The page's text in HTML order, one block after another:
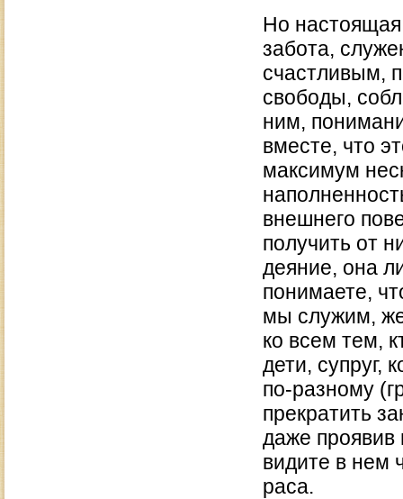
Но
забота,
счастливым,
свободы,
ним,
вместе, что
максимум
внешнего
получить от
деяние, она
понимаете,
мы служим,
ко всем тем,
дети, супруг,
по-разному
прекратить
даже проявив
видите в нем
раса.